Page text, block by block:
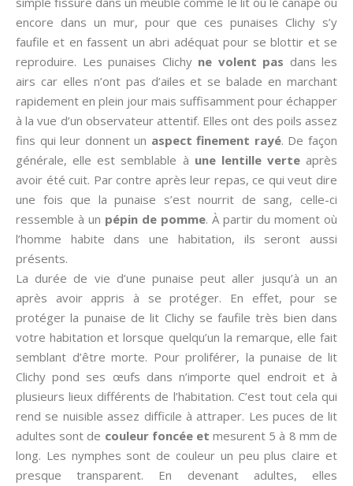
encore dans un mur, pour que ces punaises Clichy s’y
faufile et en fassent un abri adéquat pour se blottir et se
reproduire. Les punaises Clichy ne volent pas dans les
airs car elles n’ont pas d’ailes et se balade en marchant
rapidement en plein jour mais suffisamment pour échapper
à la vue d’un observateur attentif. Elles ont des poils assez
fins qui leur donnent un aspect finement rayé. De façon
générale, elle est semblable à une lentille verteaprès
avoir été cuit. Par contre après leur repas, ce qui veut dire
une fois que la punaise s’est nourrit de sang, celle-ci
ressemble à un pépin de pomme. À partir du moment où
l’homme habite dans une habitation, ils seront aussi
présents.
La durée de vie d’une punaise peut aller jusqu’à un an
après avoir appris à se protéger. En effet, pour se
protéger la punaise de lit Clichy se faufile très bien dans
votre habitation et lorsque quelqu’un la remarque, elle fait
semblant d’être morte. Pour proliférer, la punaise de lit
Clichy pond ses œufs dans n’importe quel endroit et à
plusieurs lieux différents de l’habitation. C’est tout cela qui
rend se nuisible assez difficile à attraper. Les puces de lit
adultes sont de couleur foncée etmesurent 5 à 8 mm de
long. Les nymphes sont de couleur un peu plus claire et
presque transparent. En devenant adultes, elles